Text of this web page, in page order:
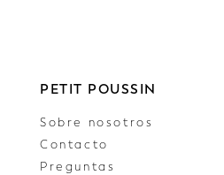
PETIT POUSSIN
Sobre nosotros
Contacto
Preguntas